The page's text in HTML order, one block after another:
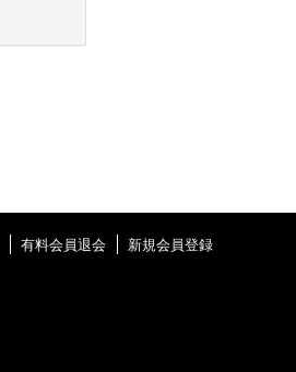
有料会員退会 新規会員登録